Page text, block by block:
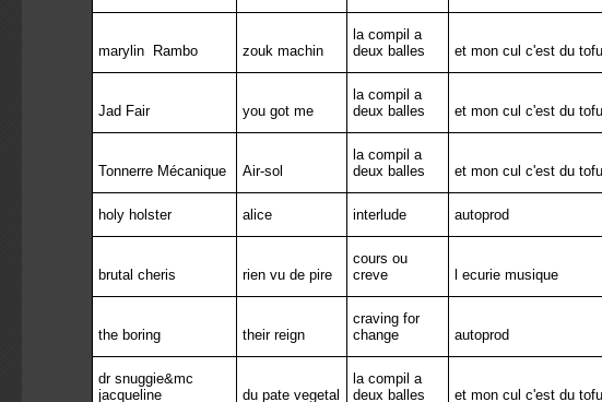
marylin Rambo zouk machin
la compil a
deux balles
et mon cul c'est du tofu
Jad Fair you got me
la compil a
deux balles
et mon cul c'est du tofu
Tonnerre Mécanique Air-sol
la compil a
deux balles
et mon cul c'est du tofu
holy holster alice interlude autoprod
brutal cheris rien vu de pire
cours ou
creve
l ecurie musique
the boring their reign
craving for
change
autoprod
dr snuggie&mc
jacqueline
du pate vegetal
la compil a
deux balles
et mon cul c'est du tofu